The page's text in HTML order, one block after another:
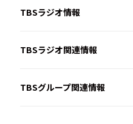
TBSラジオ情報
TBSラジオ関連情報
TBSグループ関連情報